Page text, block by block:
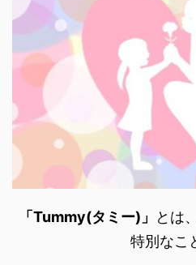
「Tummy(タミー)」
とは
特別なこ